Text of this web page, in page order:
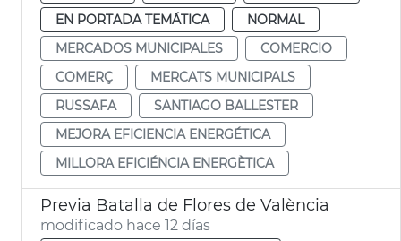
EN PORTADA TEMÁTICA
NORMAL
MERCADOS MUNICIPALES
COMERCIO
COMERÇ
MERCATS MUNICIPALS
RUSSAFA
SANTIAGO BALLESTER
MEJORA EFICIENCIA ENERGÉTICA
MILLORA EFICIÉNCIA ENERGÈTICA
Previa Batalla de Flores de València
modificado hace 12 días